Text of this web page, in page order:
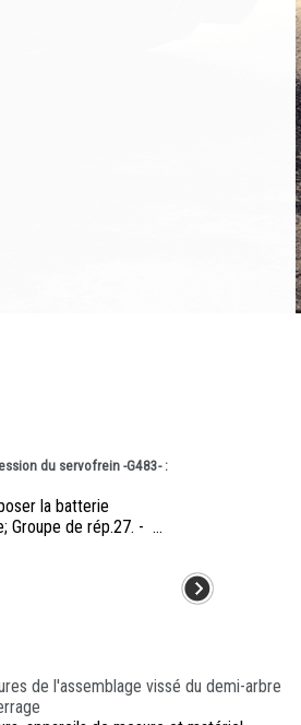
du servofrein -G483- :
la batterie
Groupe de rép.27. - ...
de l'assemblage vissé du demi-arbre